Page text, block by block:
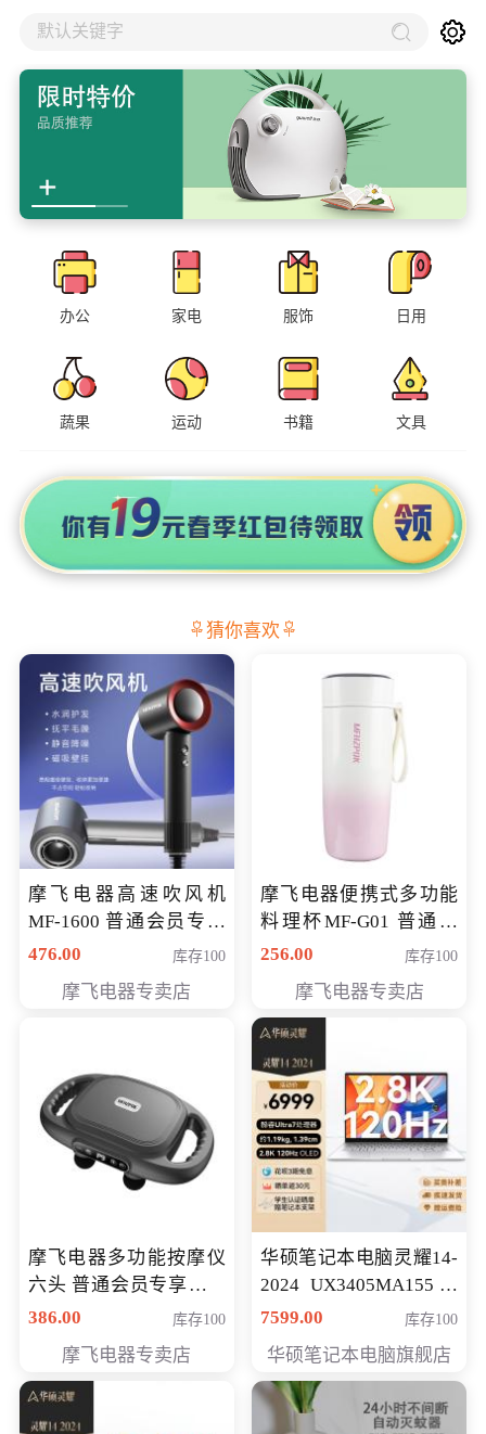
默认关键字
办公 家电 服饰 日用
蔬果 运动 书籍 文具
猜你喜欢
摩飞电器高速吹风机
MF-1600 普通会员专享
价298元
476.00 库存100
摩飞电器专卖店
摩飞电器便携式多功能
料理杯MF-G01 普通会
员专享价格118元
256.00 库存100
摩飞电器专卖店
摩飞电器多功能按摩仪
六头 普通会员专享价格
199元
386.00 库存100
摩飞电器专卖店
华硕笔记本电脑灵耀14-
2024 UX3405MA155冰
川银 oled 智慧轻薄本 会
7599.00 库存100
华硕笔记本电脑旗舰店